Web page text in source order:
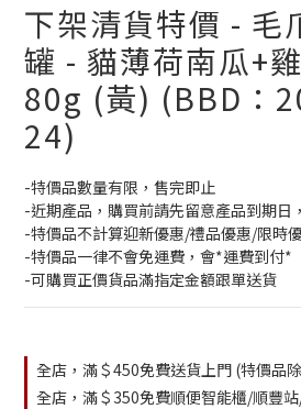
下架清貨特價 - 毛
罐 - 貓薄荷南瓜+
80g (黃) (BBD：
24)
-特價品數量有限，售完即止
-近期產品，購買前請先留意產品到期日
-特價品不計算迎新優惠/禮品優惠/限時
-特價品一律不會免運費，會*運費到付*
-可購買正價貨品滿指定金額跟單送貨
全店，滿＄450免費送貨上門 (特價品
全店，滿＄350免費順便智能櫃/順豐